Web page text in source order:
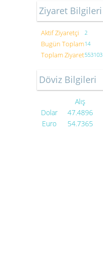
Ziyaret Bilgileri
Aktif Ziyaretçi 2
Bugün Toplam14
Toplam Ziyaret553103
Döviz Bilgileri
Alış
Dolar
47.4896
Euro
54.7365